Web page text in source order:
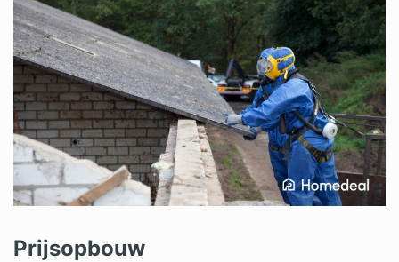
Prijsopbouw